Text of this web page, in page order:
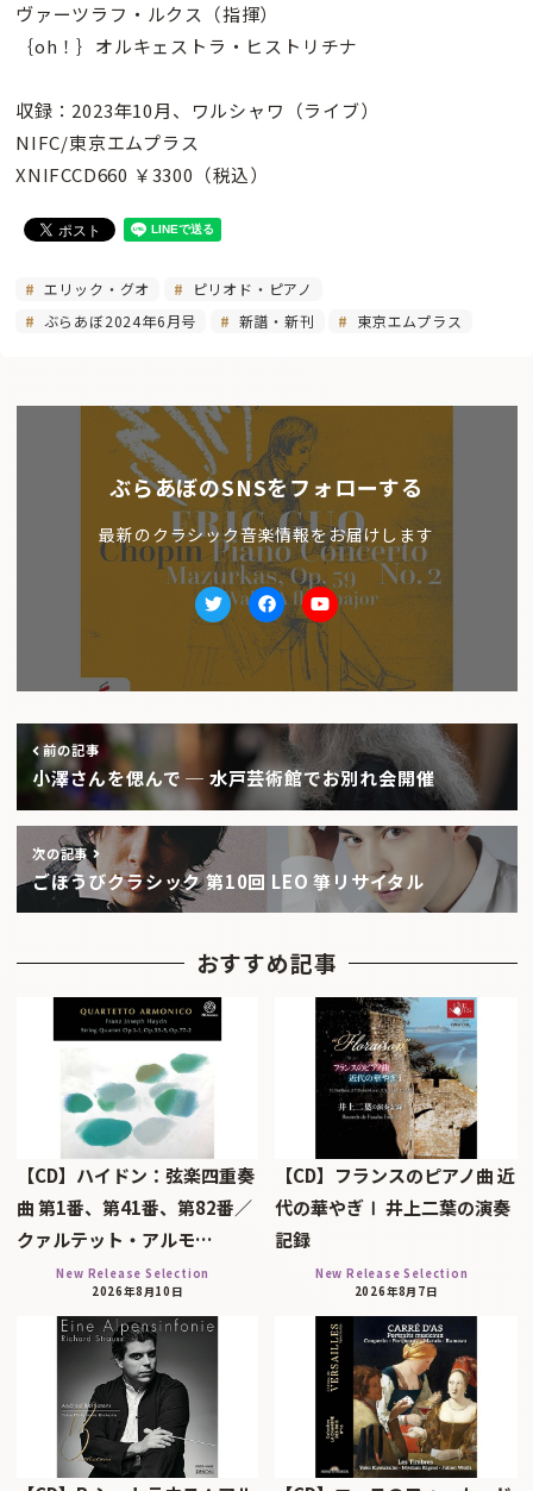
ヴァーツラフ・ルクス（指揮）
｛oh！｝オルキェストラ・ヒストリチナ
収録：2023年10月、ワルシャワ（ライブ）
NIFC/東京エムプラス
XNIFCCD660 ￥3300（税込）
エリック・グオ
ピリオド・ピアノ
ぶらあぼ2024年6月号
新譜・新刊 東京エムプラス
ぶらあぼのSNSをフォローする
最新のクラシック音楽情報をお届けします
TwitterfacebookYoutube
前の記事
小澤さんを偲んで ─ 水戸芸術館でお別れ会開催
次の記事
ごほうびクラシック 第10回 LEO 箏リサイタル
おすすめ記事
【CD】ハイドン：弦楽四重奏
曲 第1番、第41番、第82番／
クァルテット・アルモ…
New Release Selection
2026年8月10日
【CD】フランスのピアノ曲 近
代の華やぎⅠ 井上二葉の演奏
記録
New Release Selection
2026年8月7日